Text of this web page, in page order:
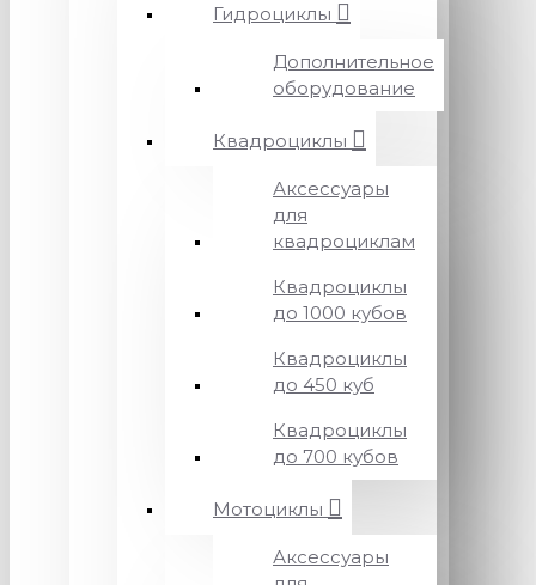
Гидроциклы
Дополнительное
оборудование
Квадроциклы
Аксессуары
для
квадроциклам
Квадроциклы
до 1000 кубов
Квадроциклы
до 450 куб
Квадроциклы
до 700 кубов
Мотоциклы
Аксессуары